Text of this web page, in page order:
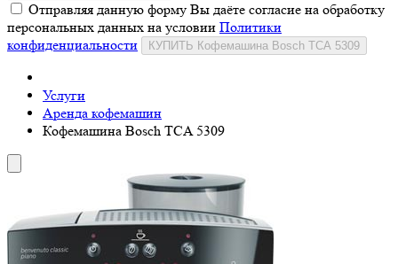
Отправляя данную форму Вы даёте согласие на обработку
персональных данных на условии Политики
конфиденциальности
КУПИТЬ Кофемашина Bosch TCA 5309
Услуги
Аренда кофемашин
Кофемашина Bosch TCA 5309